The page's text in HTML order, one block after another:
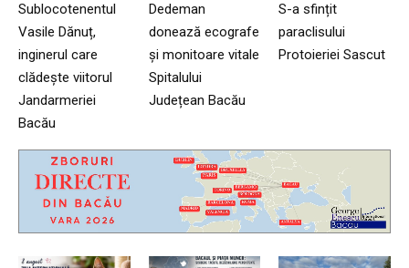
Sublocotenentul
Vasile Dănuț,
inginerul care
clădește viitorul
Jandarmeriei
Bacău
Dedeman
donează ecografe
și monitoare vitale
Spitalului
Județean Bacău
S-a sfințit
paraclisului
Protoieriei Sascut